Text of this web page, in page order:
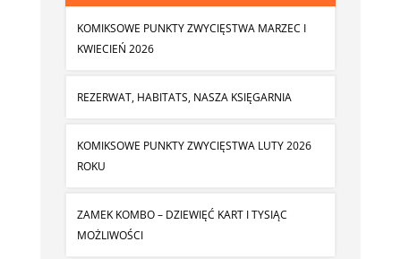
KOMIKSOWE PUNKTY ZWYCIĘSTWA MARZEC I
KWIECIEŃ 2026
REZERWAT, HABITATS, NASZA KSIĘGARNIA
KOMIKSOWE PUNKTY ZWYCIĘSTWA LUTY 2026
ROKU
ZAMEK KOMBO – DZIEWIĘĆ KART I TYSIĄC
MOŻLIWOŚCI